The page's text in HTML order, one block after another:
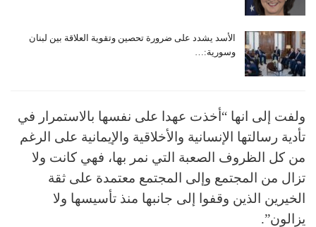
الأسد يشدد على ضرورة تحصين وتقوية العلاقة بين لبنان
وسورية:…
ولفت إلى انها “أخذت عهدا على نفسها بالاستمرار في
تأدية رسالتها الإنسانية والأخلاقية والإيمانية على الرغم
من كل الظروف الصعبة التي نمر بها، فهي كانت ولا
تزال من المجتمع وإلى المجتمع معتمدة على ثقة
الخيرين الذين وقفوا إلى جانبها منذ تأسيسها ولا
يزالون”.